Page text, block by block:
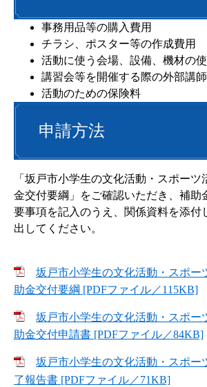
事務用品等の購入費用
チラシ、ポスター等の作成費用
活動に使う会場、設備、機材の
講習会等を開催する際の外部講
活動のための保険料
申請方法
「坂戸市小学生の文化活動・スポーツ
金交付要綱」をご確認いただき、補助
要事項を記入のうえ、関係資料を添付
出してください。
坂戸市小学生の文化活動・スポー
助金交付要綱 [PDFファイル／115KB]
坂戸市小学生の文化活動・スポー
助金交付申請書 [PDFファイル／84KB]
坂戸市小学生の文化活動・スポー
了報告書 [PDFファイル／71KB]